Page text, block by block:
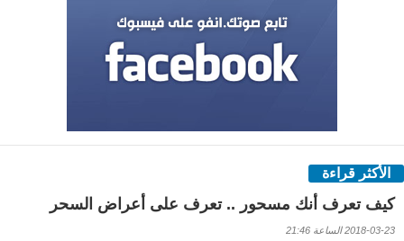
الأكثر قراءة
كيف تعرف أنك مسحور .. تعرف على أعراض السحر
2018-03-23 الساعة 21:46